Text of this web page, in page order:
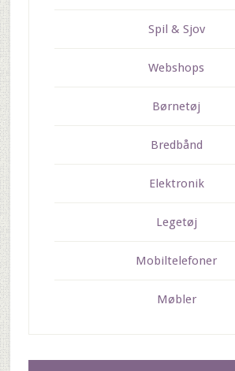
Spil & Sjov
Webshops
Børnetøj
Bredbånd
Elektronik
Legetøj
Mobiltelefoner
Møbler